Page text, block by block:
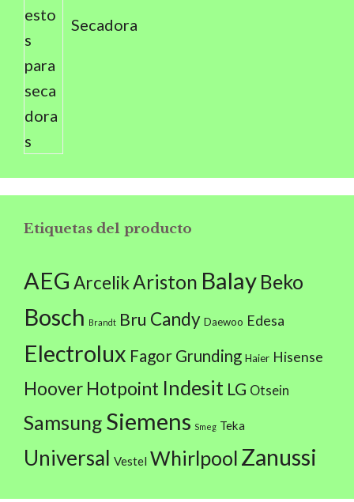
Secadora
Etiquetas del producto
AEG ArcelikAriston Balay Beko
Bosch Brandt Bru Candy Daewoo Edesa
Electrolux Fagor Grunding Haier Hisense
Hoover Hotpoint Indesit LG Otsein
Samsung Siemens Smeg Teka
Universal Vestel Whirlpool Zanussi